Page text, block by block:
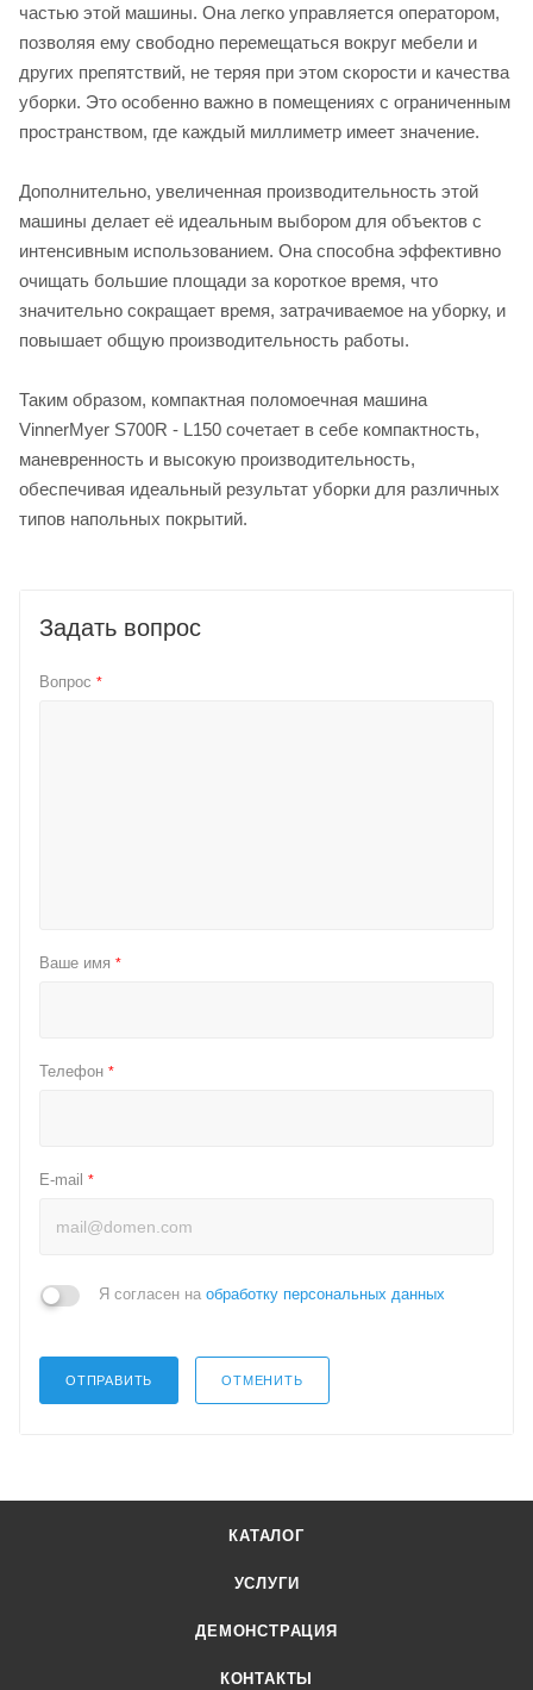
частью этой машины. Она легко управляется оператором,
позволяя ему свободно перемещаться вокруг мебели и
других препятствий, не теряя при этом скорости и качества
уборки. Это особенно важно в помещениях с ограниченным
пространством, где каждый миллиметр имеет значение.
Дополнительно, увеличенная производительность этой
машины делает её идеальным выбором для объектов с
интенсивным использованием. Она способна эффективно
очищать большие площади за короткое время, что
значительно сокращает время, затрачиваемое на уборку, и
повышает общую производительность работы.
Таким образом, компактная поломоечная машина
VinnerMyer S700R - L150 сочетает в себе компактность,
маневренность и высокую производительность,
обеспечивая идеальный результат уборки для различных
типов напольных покрытий.
Задать вопрос
Вопрос *
Ваше имя *
Телефон *
E-mail *
Я согласен на обработку персональных данных
ОТПРАВИТЬ ОТМЕНИТЬ
КАТАЛОГ
УСЛУГИ
ДЕМОНСТРАЦИЯ
КОНТАКТЫ